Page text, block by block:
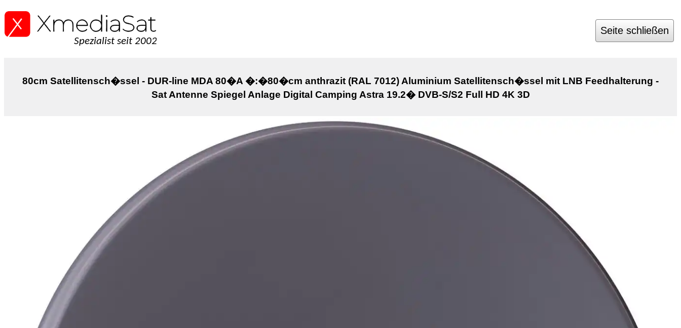
Spezialist seit 2002
Seite schließen
80cm Satellitensch�ssel - DUR-line MDA 80�A �:�80�cm anthrazit (RAL 7012) Aluminium Satellitensch�ssel mit LNB Feedhalterung -
Sat Antenne Spiegel Anlage Digital Camping Astra 19.2� DVB-S/S2 Full HD 4K 3D